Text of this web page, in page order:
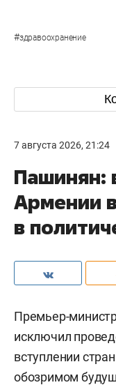
#здравоохранение
7 августа 2026, 21:24
Пашинян:
Армении
в
Премьер-
исключил
вступлении
обозримом